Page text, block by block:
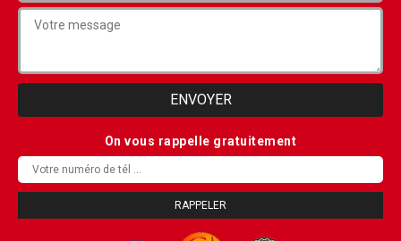
On vous rappelle gratuitement